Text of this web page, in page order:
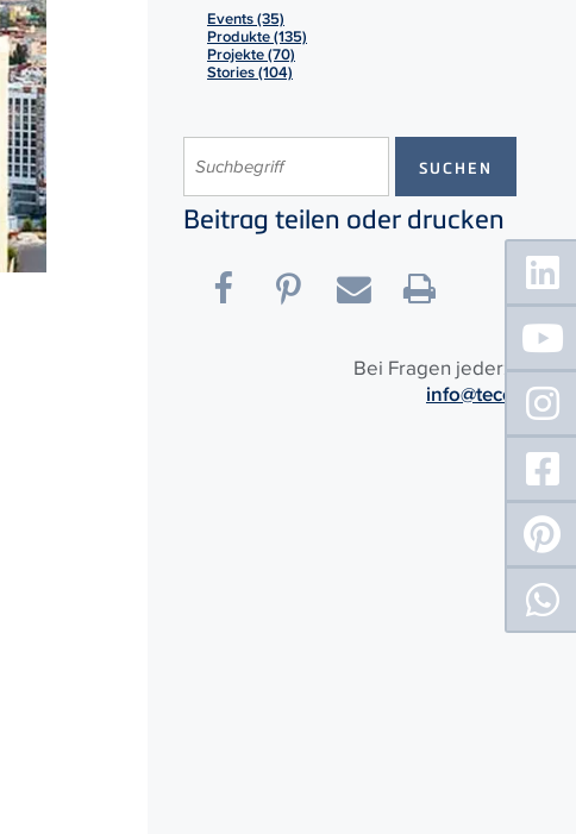
Events (35)
Produkte (135)
Projekte (70)
Stories (104)
Beitrag teilen oder drucken
Bei Fragen jederzeit:
info@tece.de
Floating